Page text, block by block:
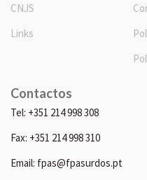
CNJS
Links
Contactos
Tel: +351 214 998 308
Fax: +351 214 998 310
Email: fpas@fpasurdos.pt